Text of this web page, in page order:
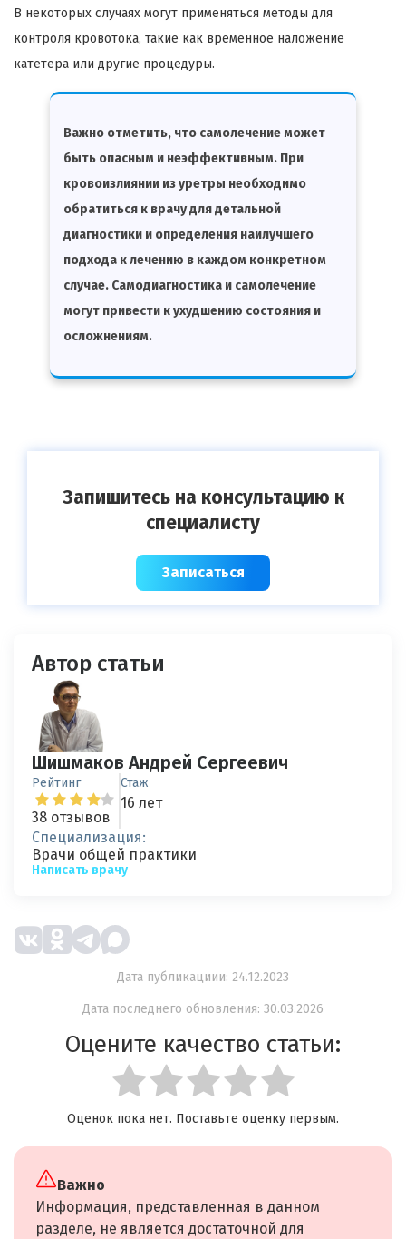
В некоторых случаях могут применяться методы для
контроля кровотока, такие как временное наложение
катетера или другие процедуры.
Важно отметить, что самолечение может
быть опасным и неэффективным. При
кровоизлиянии из уретры необходимо
обратиться к врачу для детальной
диагностики и определения наилучшего
подхода к лечению в каждом конкретном
случае. Самодиагностика и самолечение
могут привести к ухудшению состояния и
осложнениям.
Запишитесь на консультацию к
специалисту
Записаться
Автор статьи
Шишмаков Андрей Сергеевич
Рейтинг
38 отзывов
Стаж
16 лет
Специализация:
Врачи общей практики
Написать врачу
Дата публикациии: 24.12.2023
Дата последнего обновления: 30.03.2026
Оцените качество статьи:
Оценок пока нет. Поставьте оценку первым.
Важно
Информация, представленная в данном
разделе, не является достаточной для